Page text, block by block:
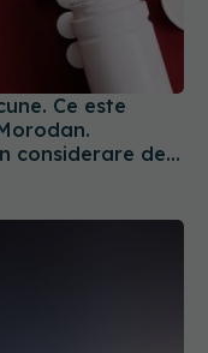
considerare de
mai grave